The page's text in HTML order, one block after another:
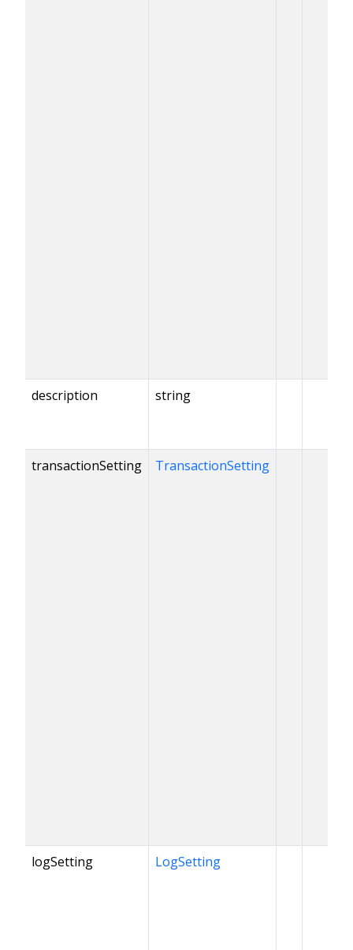
description string
transactionSetting TransactionSetting
logSetting LogSetting